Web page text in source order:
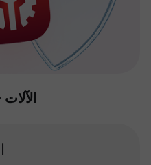
120+ الآلات